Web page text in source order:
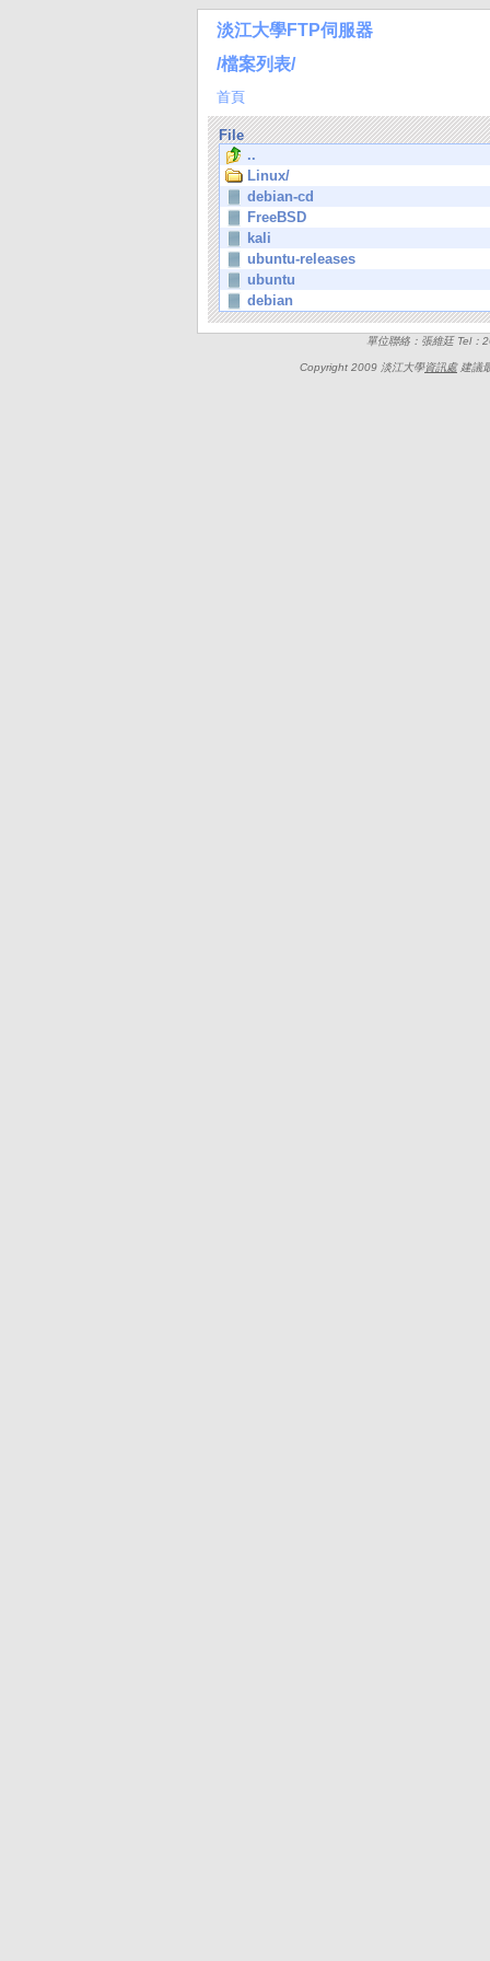
淡江大學FTP伺服器
/檔案列表/
首頁
File
..
Linux/
debian-cd
FreeBSD
kali
ubuntu-releases
ubuntu
debian
單位聯絡：張維廷 Tel
Copyright 2009 淡江大學資訊處建議